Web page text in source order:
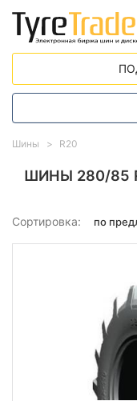
ШИНЫ 280/85
Сортировка:
Шины R20
Диапазон цен
от
Подбор по
280